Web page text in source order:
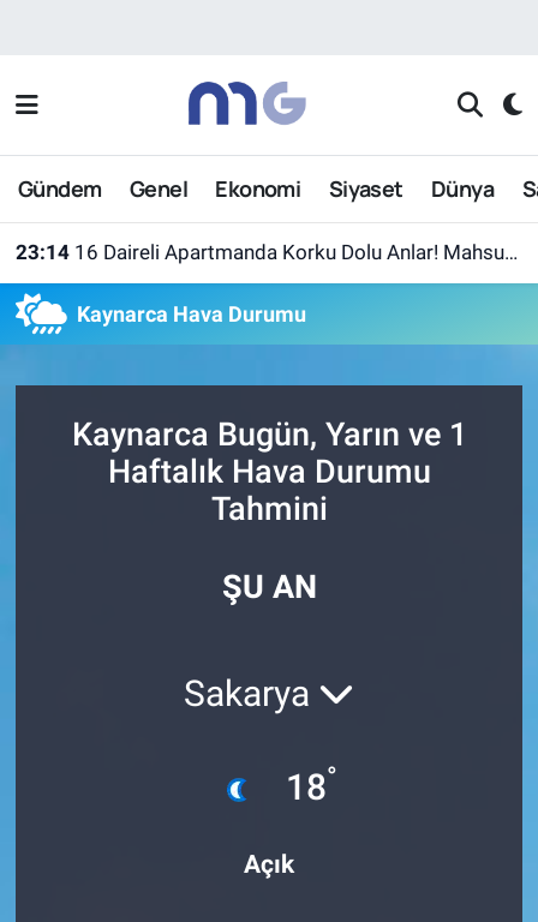
Gündem Genel Ekonomi Siyaset Dünya
23:14 16 Daireli Apartmanda Korku Dolu Anlar! Mahsur Kalanlar Kurtarıldı
Kaynarca Hava Durumu
Kaynarca Bugün, Yarın ve 1
Haftalık Hava Durumu
Tahmini
ŞU AN
Sakarya
18°
Açık
Nöbetçi Eczaneler
Hava Durumu
Son Dakika Haberleri